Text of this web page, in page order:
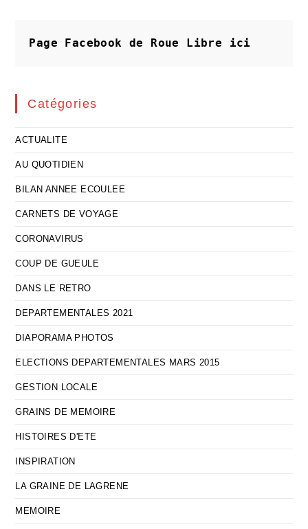
Page Facebook de Roue Libre ici
Catégories
ACTUALITE
AU QUOTIDIEN
BILAN ANNEE ECOULEE
CARNETS DE VOYAGE
CORONAVIRUS
COUP DE GUEULE
DANS LE RETRO
DEPARTEMENTALES 2021
DIAPORAMA PHOTOS
ELECTIONS DEPARTEMENTALES MARS 2015
GESTION LOCALE
GRAINS DE MEMOIRE
HISTOIRES D'ETE
INSPIRATION
LA GRAINE DE LAGRENE
MEMOIRE